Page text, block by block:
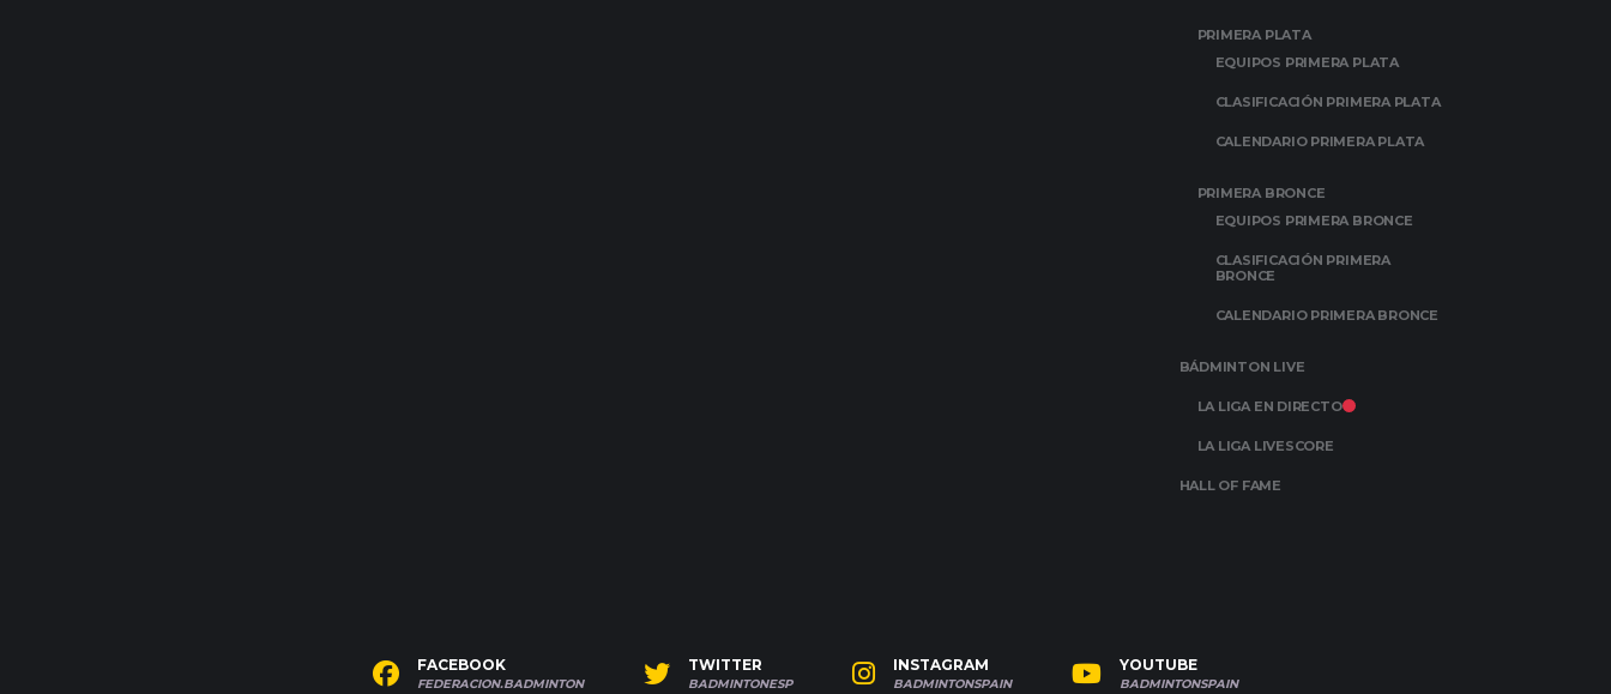
PRIMERA PLATA
EQUIPOS PRIMERA PLATA
CLASIFICACIÓN PRIMERA PLATA
CALENDARIO PRIMERA PLATA
PRIMERA BRONCE
EQUIPOS PRIMERA BRONCE
CLASIFICACIÓN PRIMERA
BRONCE
CALENDARIO PRIMERA BRONCE
BÁDMINTON LIVE
LA LIGA EN DIRECTO
LA LIGA LIVESCORE
HALL OF FAME
FACEBOOK
FEDERACION.BADMINTON
TWITTER
BADMINTONESP
INSTAGRAM
BADMINTONSPAIN
YOUTUBE
BADMINTONSPAIN